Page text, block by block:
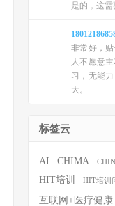
是的，这需
非常好，
人不愿意
习，无能
大。
标签云
AI CHIMA
HIT培训 HIT培训
互联网+医疗健康